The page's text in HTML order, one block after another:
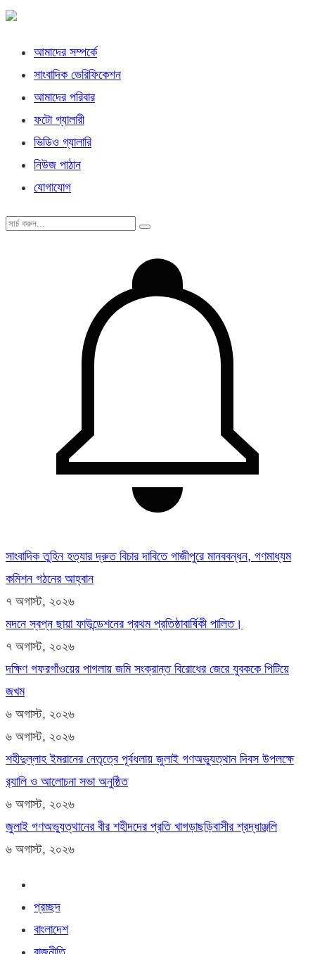
আমাদের সম্পর্কে
সাংবাদিক ভেরিফিকেশন
আমাদের পরিবার
ফটো গ্যালারী
ভিডিও গ্যালারি
নিউজ পাঠান
যোগাযোগ
সাংবাদিক তুহিন হত্যার দ্রুত বিচার দাবিতে গাজীপুরে মানববন্ধন, গণমাধ্যম
কমিশন গঠনের আহ্বান
৭ অগাস্ট, ২০২৬
মদনে স্বপ্ন ছায়া ফাউন্ডেশনের প্রথম প্রতিষ্ঠাবার্ষিকী পালিত।
৭ অগাস্ট, ২০২৬
দক্ষিণ গফরগাঁওয়ের পাগলায় জমি সংক্রান্ত বিরোধের জেরে যুবককে পিটিয়ে
জখম
৬ অগাস্ট, ২০২৬
৬ অগাস্ট, ২০২৬
শহীদুল্লাহ ইমরানের নেতৃত্বে পূর্বধলায় জুলাই গণঅভ্যুত্থান দিবস উপলক্ষে
র‍্যালি ও আলোচনা সভা অনুষ্ঠিত
৬ অগাস্ট, ২০২৬
জুলাই গণঅভ্যুত্থানের বীর শহীদদের প্রতি খাগড়াছড়িবাসীর শ্রদ্ধাঞ্জলি
৬ অগাস্ট, ২০২৬
প্রচ্ছদ
বাংলাদেশ